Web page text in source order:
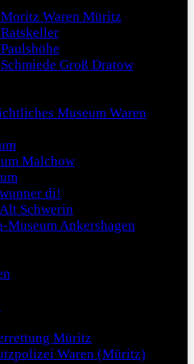
Waren Müritz
Groß Dratow
Museum Waren
Malchow
di!
Schwerin
Museum Ankershagen
Müritz
Waren (Müritz)